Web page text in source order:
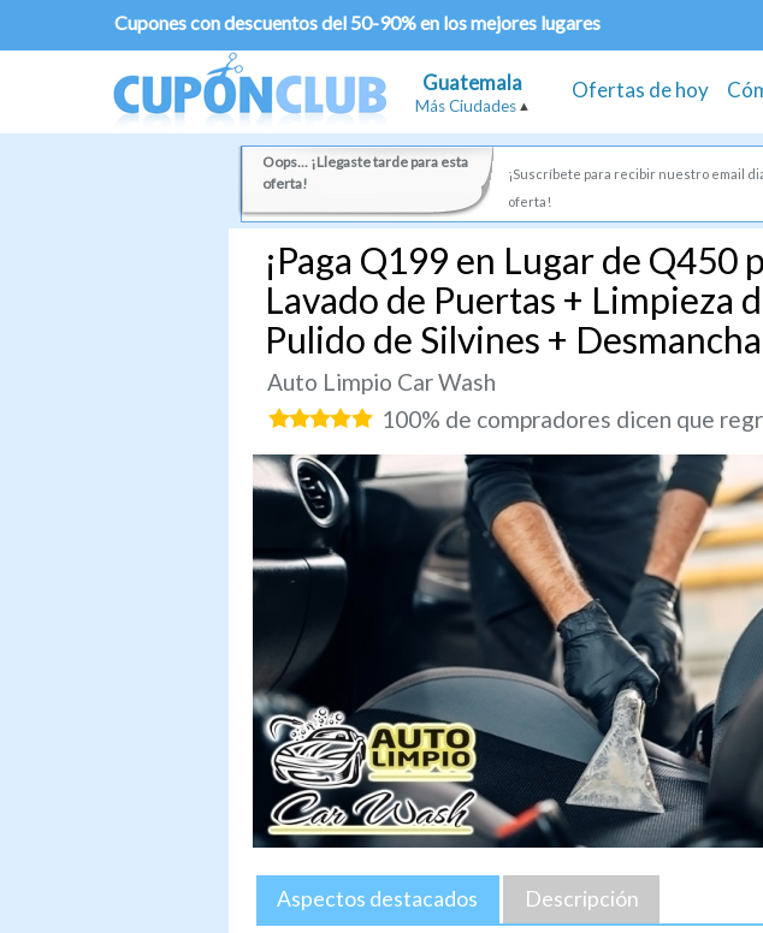
Cupones con descuentos del 50-90% en los mejores lugares
Guatemala
Más Ciudades
Ofertas de hoy
Oops... ¡Llegaste tarde para esta
oferta!
¡Suscríbete para recibir nuestro email
oferta!
¡Paga Q199 en Lugar de
Lavado de Puertas + Limpieza
Pulido de Silvines +
Auto Limpio Car Wash
100% de compradores dicen que
Aspectos destacados Descripción